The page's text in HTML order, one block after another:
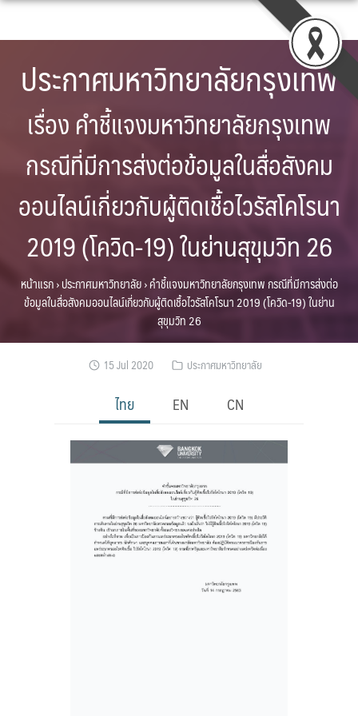
Skip
Search
ประกาศมหาวิทยาลัยกรุงเทพ
เรื่อง คำชี้แจงมหาวิทยาลัยกรุงเทพ
กรณีที่มีการส่งต่อข้อมูลในสื่อสังคม
ออนไลน์เกี่ยวกับผู้ติดเชื้อไวรัสโคโรนา
2019 (โควิด-19) ในย่านสุขุมวิท 26
หน้าแรก›ประกาศมหาวิทยาลัย›คำชี้แจงมหาวิทยาลัยกรุงเทพ กรณีที่มีการส่งต่อ
ข้อมูลในสื่อสังคมออนไลน์เกี่ยวกับผู้ติดเชื้อไวรัสโคโรนา 2019 (โควิด-19) ในย่าน
สุขุมวิท 26
15 Jul 2020 ประกาศมหาวิทยาลัย
ไทย EN CN